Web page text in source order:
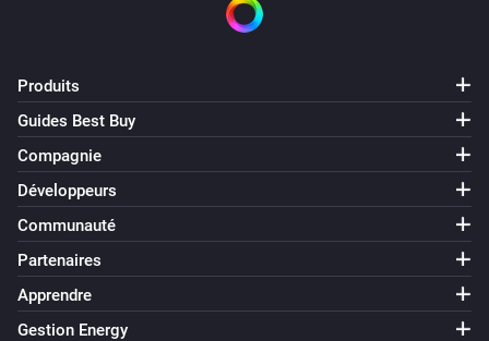
Produits
Guides Best Buy
Compagnie
Développeurs
Communauté
Partenaires
Apprendre
Gestion Energy